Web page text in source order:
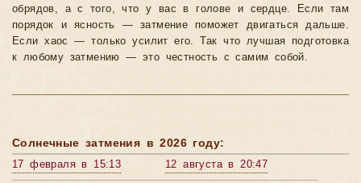
обрядов, а с того, что у вас в голове и сердце. Если там
порядок и ясность — затмение поможет двигаться дальше.
Если хаос — только усилит его. Так что лучшая подготовка
к любому затмению — это честность с самим собой.
Солнечные затмения в 2026 году:
17 февраля в 15:13 12 августа в 20:47